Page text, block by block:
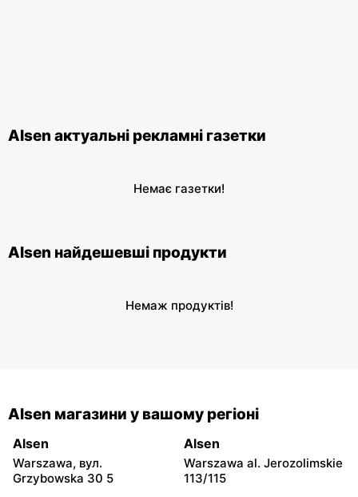
Alsen актуальні рекламні газетки
Немає газетки!
Alsen найдешевші продукти
Немаж продуктів!
Alsen магазини у вашому регіоні
Alsen
Warszawa, вул.
Grzybowska 30 5
Alsen
Warszawa al. Jerozolimskie
113/115